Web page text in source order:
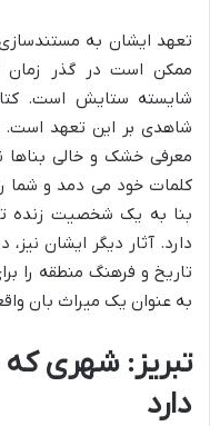
تعهد ایشان به
ممکن است در گذر زمان
شایسته ستایش است.
شاهدی بر این تعهد است.
معرفی خشک و خالی بناها
کلمات خود می دمد و شما
بنا به یک شخصیت زنده
دارد. آثار دیگر ایشان
تاریخ و فرهنگ منطقه را
به عنوان یک میراث بان
تبریز: شهری
دارد